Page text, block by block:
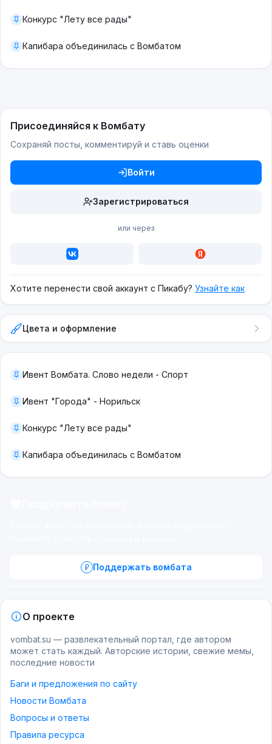
Конкурс "Лету все рады"
Капибара объединилась с Вомбатом
Присоединяйся к Вомбату
Сохраняй посты, комментируй и ставь оценки
Войти
Зарегистрироваться
или через
Хотите перенести свой аккаунт с Пикабу? Узнайте как
Цвета и оформление
Ивент Вомбата. Слово недели - Спорт
Ивент "Города" - Норильск
Конкурс "Лету все рады"
Капибара объединилась с Вомбатом
Поддержать вомбата
О проекте
vombat.su — развлекательный портал, где автором
может стать каждый. Авторские истории, свежие мемы,
последние новости
Баги и предложения по сайту
Новости Вомбата
Вопросы и ответы
Правила ресурса